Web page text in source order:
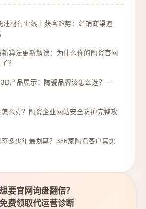
建材行业线上获客趋势：经销商渠道
算法更新解读：为什么你的陶瓷官网
？
产品展示：陶瓷品牌该怎么选？一
么办？陶瓷企业网站安全防护完整攻
多少年最划算？386家陶瓷客户真实
想要官网询盘翻倍？
免费领取代运营诊断